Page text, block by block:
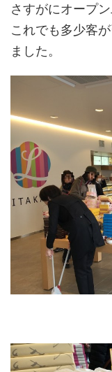
さすがにオープ
これでも多少客
ました。